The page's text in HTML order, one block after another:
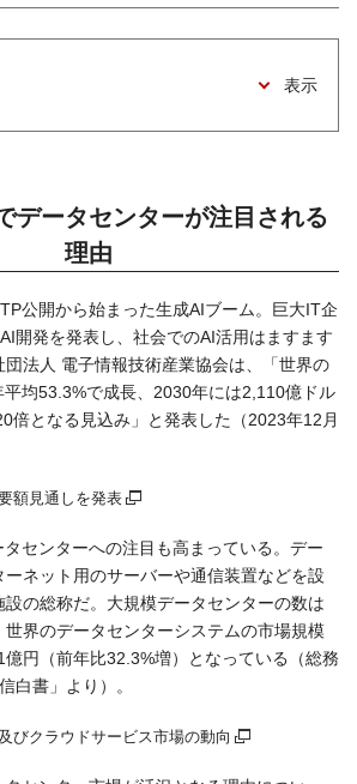
表示
データセンターが注目される
理由
公開から始まった生成AIブーム。巨大IT企
開発を発表し、社会でのAI活用はますます
団法人 電子情報技術産業協会は、「世界の
均53.3%で成長、2030年には2,110億ドル
倍となる見込み」と発表した（2023年12月
額見通しを発表
センターへの注目も高まっている。デー
ーネット用のサーバーや通信装置などを設
の総称だ。大規模データセンターの数は
界のデータセンターシステムの市場規模
円（前年比32.3%増）となっている（総務
白書」より）。
びクラウドサービス市場の動向